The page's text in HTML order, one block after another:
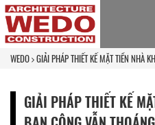
WEDO GIẢI PHÁP THIẾT KẾ MẶT TIỀN NHÀ
GIẢI PHÁP THIẾT KẾ